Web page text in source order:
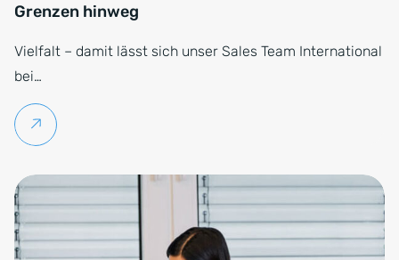
Grenzen hinweg
Vielfalt – damit lässt sich unser Sales Team International
bei…
Weiterlesen